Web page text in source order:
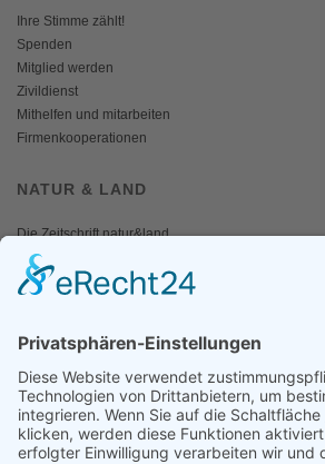
Ihre Stimme zählt!
Spenden
Mitglied werden
Zivildienst
Mithelfen und mitarbeiten
Firmenkooperationen
NATUR & LAND
Die Zeitschrift natur&land
Archiv
Mediadaten
Fotos und Logos
Presseaussendungen
Presse
Presseinformationen abonnieren